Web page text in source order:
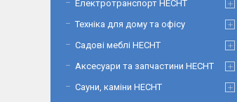
Електротранспорт HECHT
Техніка для дому та офісу
Садові меблі HECHT
Аксесуари та запчастини HECHT
Сауни, каміни HECHT